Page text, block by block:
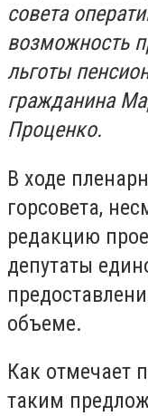
совета
возможность
льготы
гражданина
Проценко.
В ходе
горсовета,
редакцию
депутаты
объеме.
Как отмечает
таким